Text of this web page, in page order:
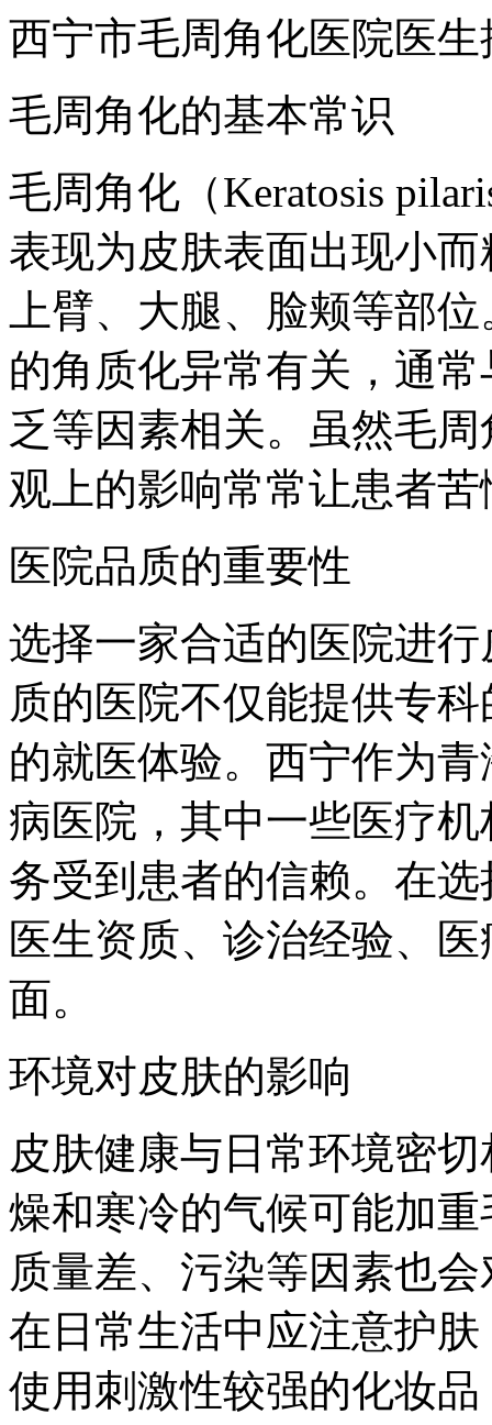
西宁市毛周角化医院医
毛周角化的基本常识
毛周角化（Keratosis
表现为皮肤表面出现小
上臂、大腿、脸颊等部
的角质化异常有关，通
乏等因素相关。虽然毛
观上的影响常常让患者苦
医院品质的重要性
选择一家合适的医院进
质的医院不仅能提供专
的就医体验。西宁作为
病医院，其中一些医疗
务受到患者的信赖。在
医生资质、诊治经验、
面。
环境对皮肤的影响
皮肤健康与日常环境密
燥和寒冷的气候可能加
质量差、污染等因素也
在日常生活中应注意护
使用刺激性较强的化妆